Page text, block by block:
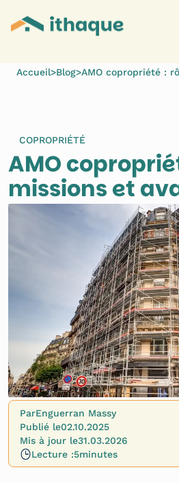
Accueil>Blog>AMO copropriété :
COPROPRIÉTÉ
AMO
missions et
ParEnguerran Massy
Publié le02.10.2025
Mis à jour le31.03.2026
Lecture :5minutes